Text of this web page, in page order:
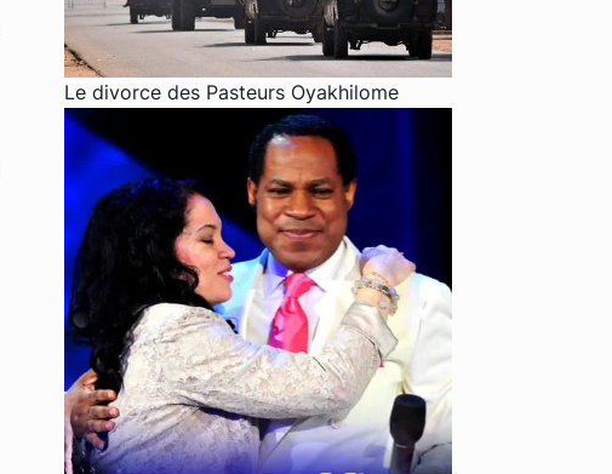
Le divorce des Pasteurs Oyakhilome